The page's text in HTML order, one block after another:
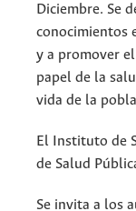
Diciembre. Se
conocimientos
y a promover
papel de la
vida de la
El Instituto de
de Salud
Se invita a los